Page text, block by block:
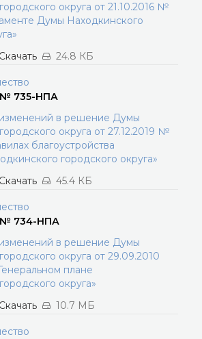
округа от 21.10.2016 №
Думы Находкинского
Скачать 24.8 КБ
№ 735-НПА
в решение Думы
округа от 27.12.2019 №
благоустройства
городского округа»
Скачать 45.4 КБ
№ 734-НПА
в решение Думы
округа от 29.09.2010
плане
округа»
Скачать 10.7 МБ